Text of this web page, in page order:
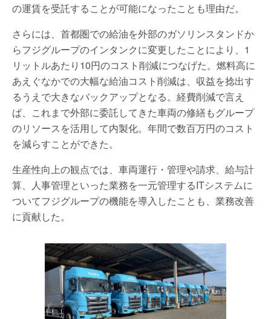
の運賃を受託することが可能になったことも理由だ。
さらには、首都圏での給油を外部のガソリンスタンドか
らフジグループのインタンクに変更したことにより、1
リットルあたり10円のコスト削減につなげた。燃料高に
あえぐなかでの大幅な給油コスト削減は、収益を捻出す
るうえで大きなバックアップとなる。経費削減で言え
ば、これまで外部に委託してきた車両の修繕もグループ
のリソースを活用して内製化。年間で数百万円のコスト
を減らすことができた。
生産性向上の観点では、車両運行・管理や請求、給与計
算、人事管理といった業務を一元管理するITシステムに
ついてフジグループの機能を導入したことも、業務改善
に貢献した。